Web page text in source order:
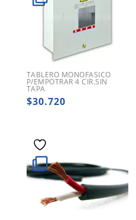
TABLERO MONOFASICO
P/EMPOTRAR 4 CIR.SIN
TAPA
$30.720